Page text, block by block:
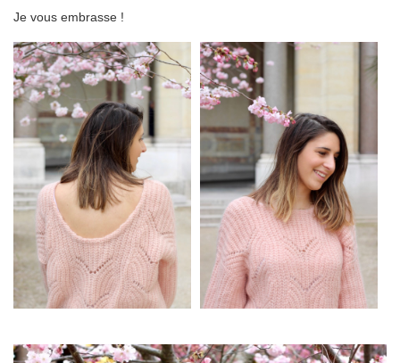
Je vous embrasse !